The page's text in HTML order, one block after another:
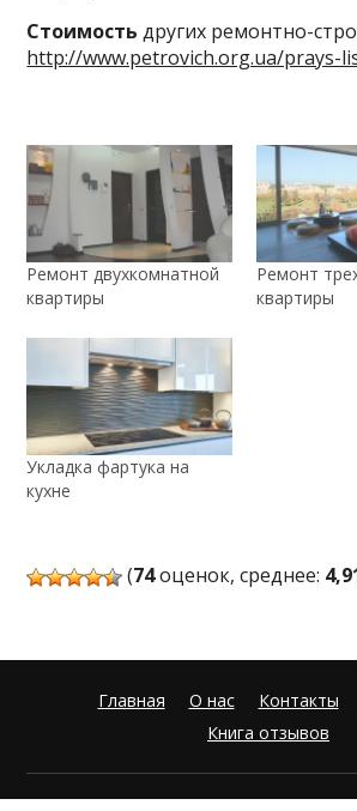
Стоимость других ремонтно-
http://www.petrovich.org.ua/prays-
Ремонт двухкомнатной
квартиры
Ремонт
квартиры
Укладка фартука на
кухне
(74оценок, среднее:
Главная О нас Контакты
Книга отзывов